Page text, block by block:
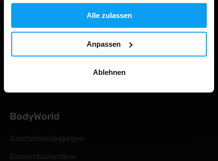
gesammelt haben.
Alle zulassen
Anpassen
Ablehnen
Versand & Lieferung
Rücktritt vom Kaufvertrag
BodyWorld
Geschäftsbedingungen
Datenschutzrichtlinie